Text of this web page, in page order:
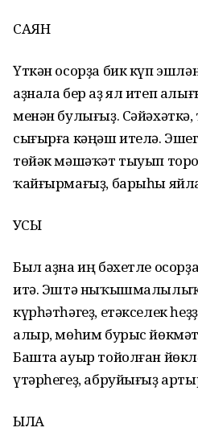
САЯН
Үткән осорҙа бик күп
аҙнала бер аҙ ял итеп
менән булығыҙ. Сәйәхәткә,
сығырға кәңәш ителә.
төйәк мәшәҡәт тыуып
ҡайғырмағыҙ, барыһы
УҠСЫ
Был аҙна иң бәхетле
итә. Эштә
күрһәтһәгеҙ, етәкселек
алыр, мөһим бурыс
Башта ауыр тойолған
үтәрһегеҙ, абруйығыҙ
ЫЛАҠ